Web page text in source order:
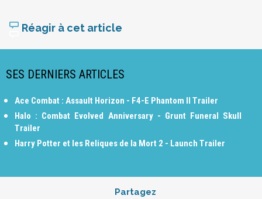
Réagir à cet article
SES DERNIERS ARTICLES
Ace Combat : Assault Horizon - F4-E Phantom II Trailer
Halo : Combat Evolved Anniversary - Grunt Funeral Skull
Trailer
Harry Potter et les Reliques de la Mort 2 - Launch Trailer
Partagez